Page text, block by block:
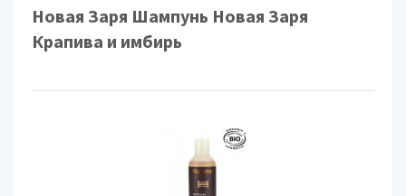
Новая Заря Шампунь Новая Заря
Крапива и имбирь